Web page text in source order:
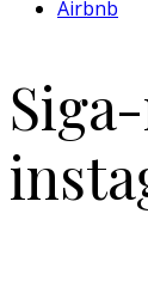
Airbnb